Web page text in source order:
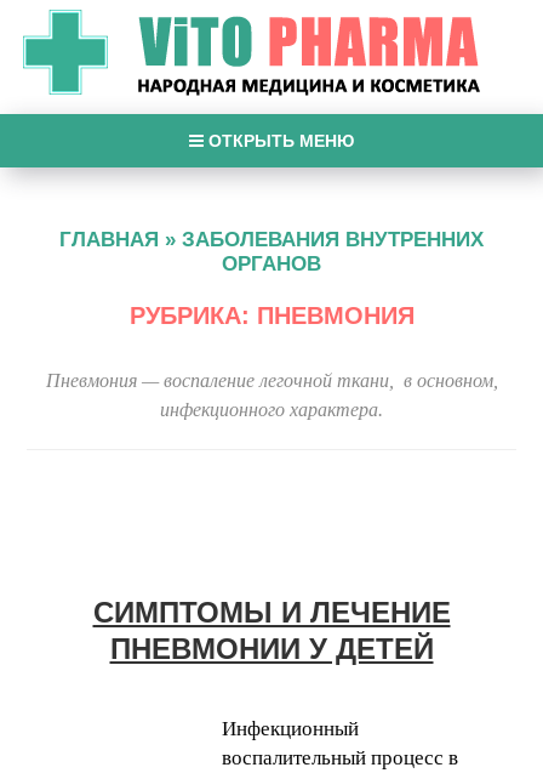
ОТКРЫТЬ МЕНЮ
ГЛАВНАЯ » ЗАБОЛЕВАНИЯ ВНУТРЕННИХ
ОРГАНОВ
РУБРИКА: ПНЕВМОНИЯ
Пневмония — воспаление легочной ткани, в основном,
инфекционного характера.
СИМПТОМЫ И ЛЕЧЕНИЕ
ПНЕВМОНИИ У ДЕТЕЙ
Инфекционный
воспалительный процесс в